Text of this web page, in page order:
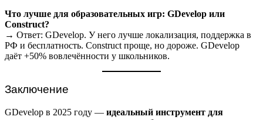
Что лучше для образовательных игр: GDevelop или
Construct?
→ Ответ: GDevelop. У него лучше локализация, поддержка в
РФ и бесплатность. Construct проще, но дороже. GDevelop
даёт +50% вовлечённости у школьников.
Заключение
GDevelop в 2025 году — идеальный инструмент для